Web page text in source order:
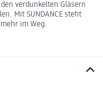
verdunkelten Gläsern
Mit SUNDANCE steht
im Weg.